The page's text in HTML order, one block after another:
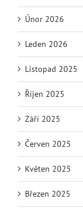
Únor 2026
Leden 2026
Listopad 2025
Říjen 2025
Září 2025
Červen 2025
Květen 2025
Březen 2025